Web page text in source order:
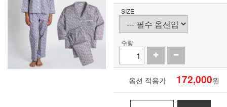
SIZE
수량
옵션 적용가 172,000원